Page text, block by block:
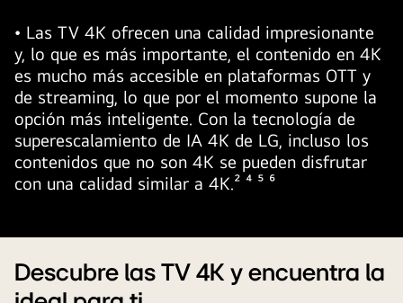
• Las TV 4K ofrecen una calidad impresionante
y, lo que es más importante, el contenido en 4K
es mucho más accesible en plataformas OTT y
de streaming, lo que por el momento supone la
opción más inteligente. Con la tecnología de
superescalamiento de IA 4K de LG, incluso los
contenidos que no son 4K se pueden disfrutar
con una calidad similar a 4K.² ⁴ ⁵ ⁶
Descubre las TV 4K y encuentra la